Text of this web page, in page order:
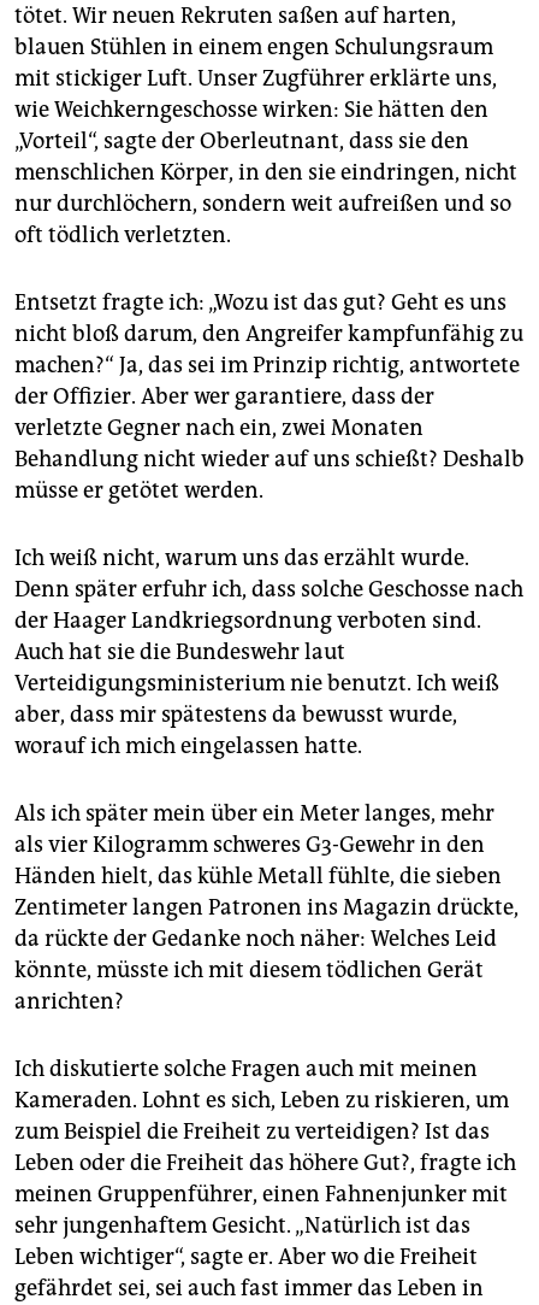
tötet. Wir neuen Rekruten saßen auf harten,
blauen Stühlen in einem engen Schulungsraum
mit stickiger Luft. Unser Zugführer erklärte uns,
wie Weichkerngeschosse wirken: Sie hätten den
„Vorteil“, sagte der Oberleutnant, dass sie den
menschlichen Körper, in den sie eindringen, nicht
nur durchlöchern, sondern weit aufreißen und so
oft tödlich verletzten.
Entsetzt fragte ich: „Wozu ist das gut? Geht es uns
nicht bloß darum, den Angreifer kampfunfähig zu
machen?“ Ja, das sei im Prinzip richtig, antwortete
der Offizier. Aber wer garantiere, dass der
verletzte Gegner nach ein, zwei Monaten
Behandlung nicht wieder auf uns schießt? Deshalb
müsse er getötet werden.
Ich weiß nicht, warum uns das erzählt wurde.
Denn später erfuhr ich, dass solche Geschosse nach
der Haager Landkriegsordnung verboten sind.
Auch hat sie die Bundeswehr laut
Verteidigungsministerium nie benutzt. Ich weiß
aber, dass mir spätestens da bewusst wurde,
worauf ich mich eingelassen hatte.
Als ich später mein über ein Meter langes, mehr
als vier Kilogramm schweres G3-Gewehr in den
Händen hielt, das kühle Metall fühlte, die sieben
Zentimeter langen Patronen ins Magazin drückte,
da rückte der Gedanke noch näher: Welches Leid
könnte, müsste ich mit diesem tödlichen Gerät
anrichten?
Ich diskutierte solche Fragen auch mit meinen
Kameraden. Lohnt es sich, Leben zu riskieren, um
zum Beispiel die Freiheit zu verteidigen? Ist das
Leben oder die Freiheit das höhere Gut?, fragte ich
meinen Gruppenführer, einen Fahnenjunker mit
sehr jungenhaftem Gesicht. „Natürlich ist das
Leben wichtiger“, sagte er. Aber wo die Freiheit
gefährdet sei, sei auch fast immer das Leben in